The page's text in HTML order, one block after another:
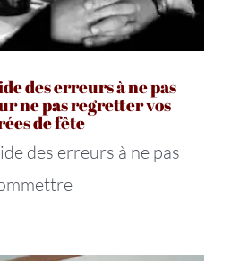
des erreurs à ne pas
ne pas regretter vos
de fête
des erreurs à ne pas